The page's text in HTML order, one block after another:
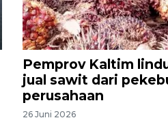
Pemprov Kaltim
jual sawit dari
perusahaan
26 Juni 2026